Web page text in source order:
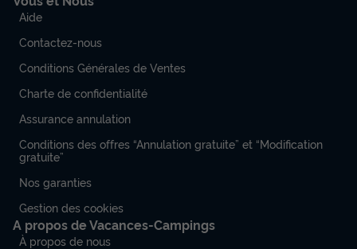
Aide
Contactez-nous
Conditions Générales de Ventes
Charte de confidentialité
Assurance annulation
Conditions des offres “Annulation gratuite” et “Modification
gratuite”
Nos garanties
Gestion des cookies
A propos de Vacances-Campings
À propos de nous